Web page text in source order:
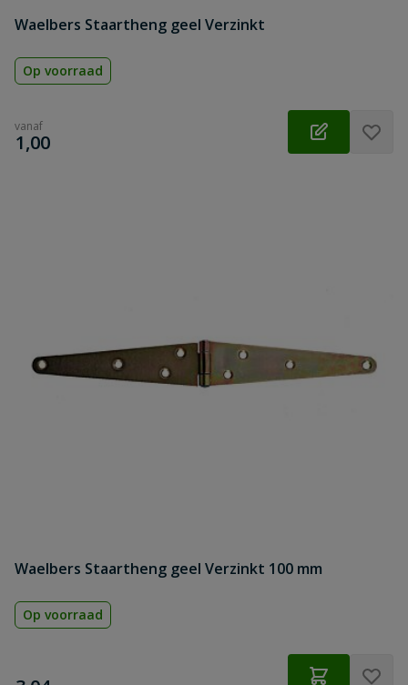
Waelbers Staartheng geel Verzinkt
Op voorraad
vanaf
€
1,00
Waelbers Staartheng geel Verzinkt 100 mm
Op voorraad